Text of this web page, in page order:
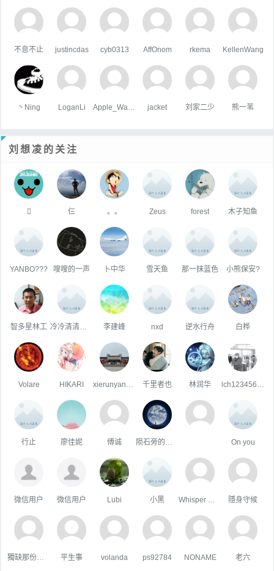
不息不止 justincdas cyb0313 AffOnom rkema KellenWang
丶Ning LoganLi jacket 刘家二少 熊一苇
刘想凌的关注
 仨 。。 Zeus forest 木子知鱼
YANBO??? 嗖嗖的一声 卜中华 雪天鱼 那一抹蓝色 小熊保安?
智多星林工 李建峰 nxd 逆水行舟 白桦
Volare HIKARI 千里者也 林润华
行止 廖佳妮 傅诚 On you
微信用户 微信用户 Lubi 小黑 隱身守候
平生事 volanda ps92784 NONAME 老六